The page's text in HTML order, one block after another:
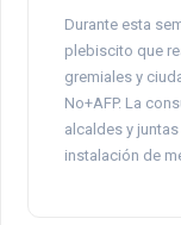
Durante esta
plebiscito que
gremiales y
No+AFP. La
alcaldes y
instalación de